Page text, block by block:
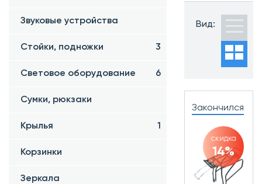
Звуковые устройства
Стойки, подножки 3
Световое оборудование 6
Сумки, рюкзаки
Крылья 1
Корзинки
Зеркала
Вид:
Закончился
скидка
14%